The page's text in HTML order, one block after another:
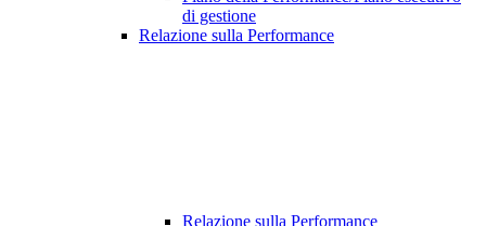
di gestione
Relazione sulla Performance
Relazione sulla Performance